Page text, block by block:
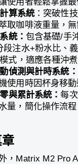
算系統：突破性
取咖啡液重量，
統： 包含基礎/手
段注水+粉水比、
模式，適應各種沖
偵測與計時系統：
使用時因杯身移
與累計系統：每
量，簡化操作流程
，Matrix M2 Pro